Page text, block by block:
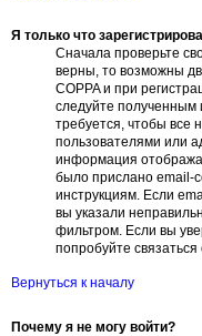
Я только что
Сначала проверьте
верны, то возможны
COPPA и при
следуйте полученным
требуется, чтобы все
пользователями или
информация
было прислано email-
инструкциям. Если
вы указали
фильтром. Если вы
попробуйте
Вернуться к началу
Почему я не могу войти?